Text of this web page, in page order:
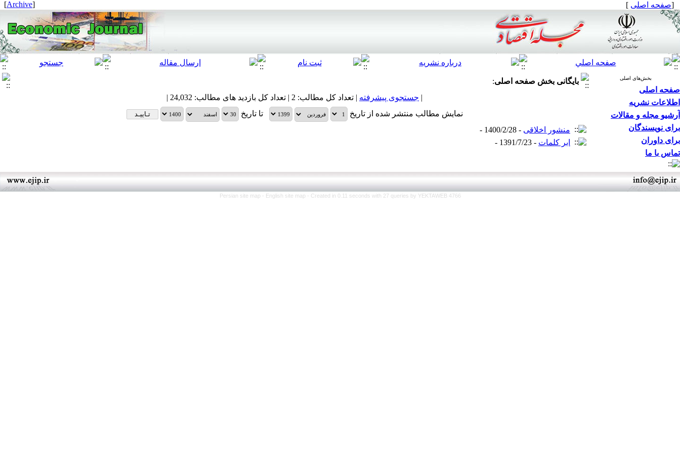
[صفحه اصلی ]
[
Archive
]
بخش‌های اصلی
صفحه اصلی
اطلاعات نشریه
آرشیو مجله و مقالات
برای نویسندگان
برای داوران
تماس با ما
بایگانی بخش صفحه اصلی:
| جستجوی پیشرفته | تعداد کل مطالب: 2 | تعداد کل بازدید های مطالب: 24,032 |
نمایش مطالب منتشر شده از تاریخ
تا تاریخ
منشور اخلاقی - 1400/2/28 -
ابر کلمات - 1391/7/23 -
Persian site map - English site map - Created in 0.11 seconds with 27 queries by YEKTAWEB 4766